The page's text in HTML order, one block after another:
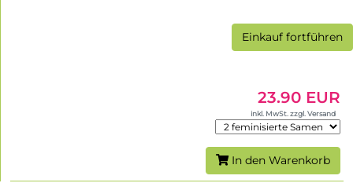
Einkauf fortführen
23.90 EUR
inkl. MwSt. zzgl. Versand
In den Warenkorb